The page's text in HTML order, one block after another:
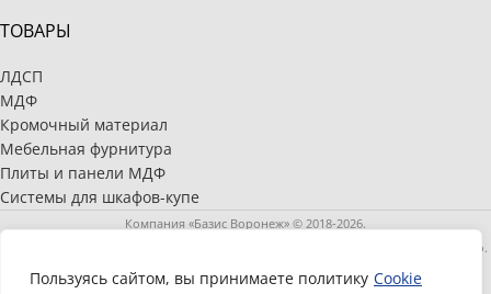
Пользуясь сайтом, вы принимаете политику Cookie
ТОВАРЫ
ЛДСП
МДФ
Кромочный материал
Мебельная фурнитура
Плиты и панели МДФ
Системы для шкафов-купе
Компания «Базис Воронеж» © 2018-2026.
Полное или частичное копирование и распространение материалов запрещено.
Информация, размещенная на сайте, носит информационный характер и не